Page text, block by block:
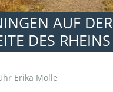
AUF DER
DES RHEINS
Erika Molle